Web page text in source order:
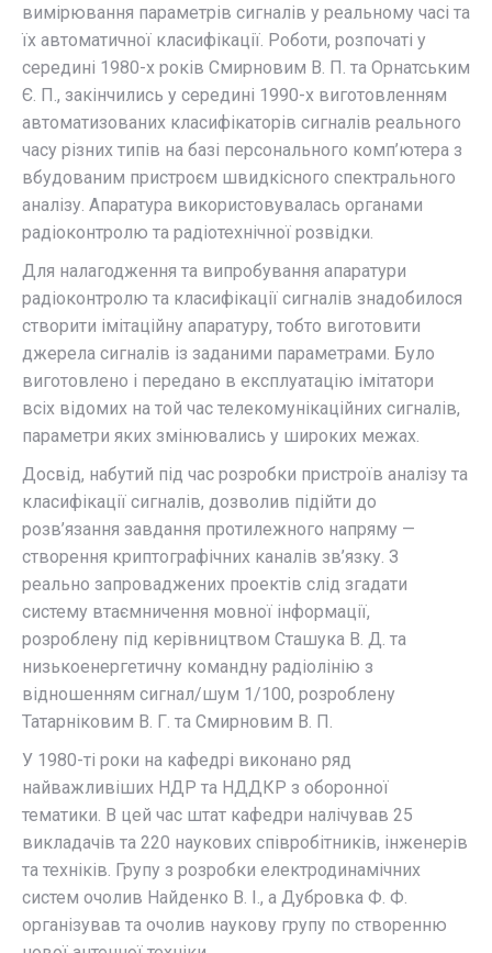
вимірювання параметрів сигналів у реальному часі та
їх автоматичної класифікації. Роботи, розпочаті у
середині 1980-х років Смирновим В. П. та Орнатським
Є. П., закінчились у середині 1990-х виготовленням
автоматизованих класифікаторів сигналів реального
часу різних типів на базі персонального комп’ютера з
вбудованим пристроєм швидкісного спектрального
аналізу. Апаратура використовувалась органами
радіоконтролю та радіотехнічної розвідки.
Для налагодження та випробування апаратури
радіоконтролю та класифікації сигналів знадобилося
створити імітаційну апаратуру, тобто виготовити
джерела сигналів із заданими параметрами. Було
виготовлено і передано в експлуатацію імітатори
всіх відомих на той час телекомунікаційних сигналів,
параметри яких змінювались у широких межах.
Досвід, набутий під час розробки пристроїв аналізу та
класифікації сигналів, дозволив підійти до
розв’язання завдання протилежного напряму —
створення криптографічних каналів зв’язку. З
реально запроваджених проектів слід згадати
систему втаємничення мовної інформації,
розроблену під керівництвом Сташука В. Д. та
низькоенергетичну командну радіолінію з
відношенням сигнал/шум 1/100, розроблену
Татарніковим В. Г. та Смирновим В. П.
У 1980-ті роки на кафедрі виконано ряд
найважливіших НДР та НДДКР з оборонної
тематики. В цей час штат кафедри налічував 25
викладачів та 220 наукових співробітників, інженерів
та техніків. Групу з розробки електродинамічних
систем очолив Найденко В. І., а Дубровка Ф. Ф.
організував та очолив наукову групу по створенню